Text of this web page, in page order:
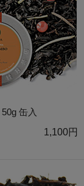
缶入
1,100円